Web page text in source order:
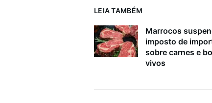
LEIA TAMBÉM
Marrocos
imposto de
sobre carnes e
vivos